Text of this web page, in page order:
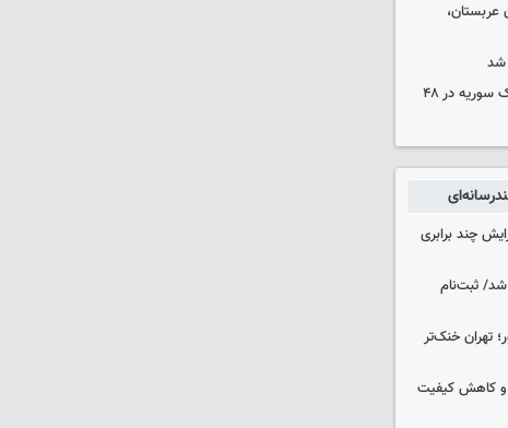
شد
۱۷ تجاوز رژیم صهیونیستی به خاک سوریه در ۴۸
چند برابری
شد/ ثبت‌نام
تهران خنک‌تر
و کاهش کیفیت